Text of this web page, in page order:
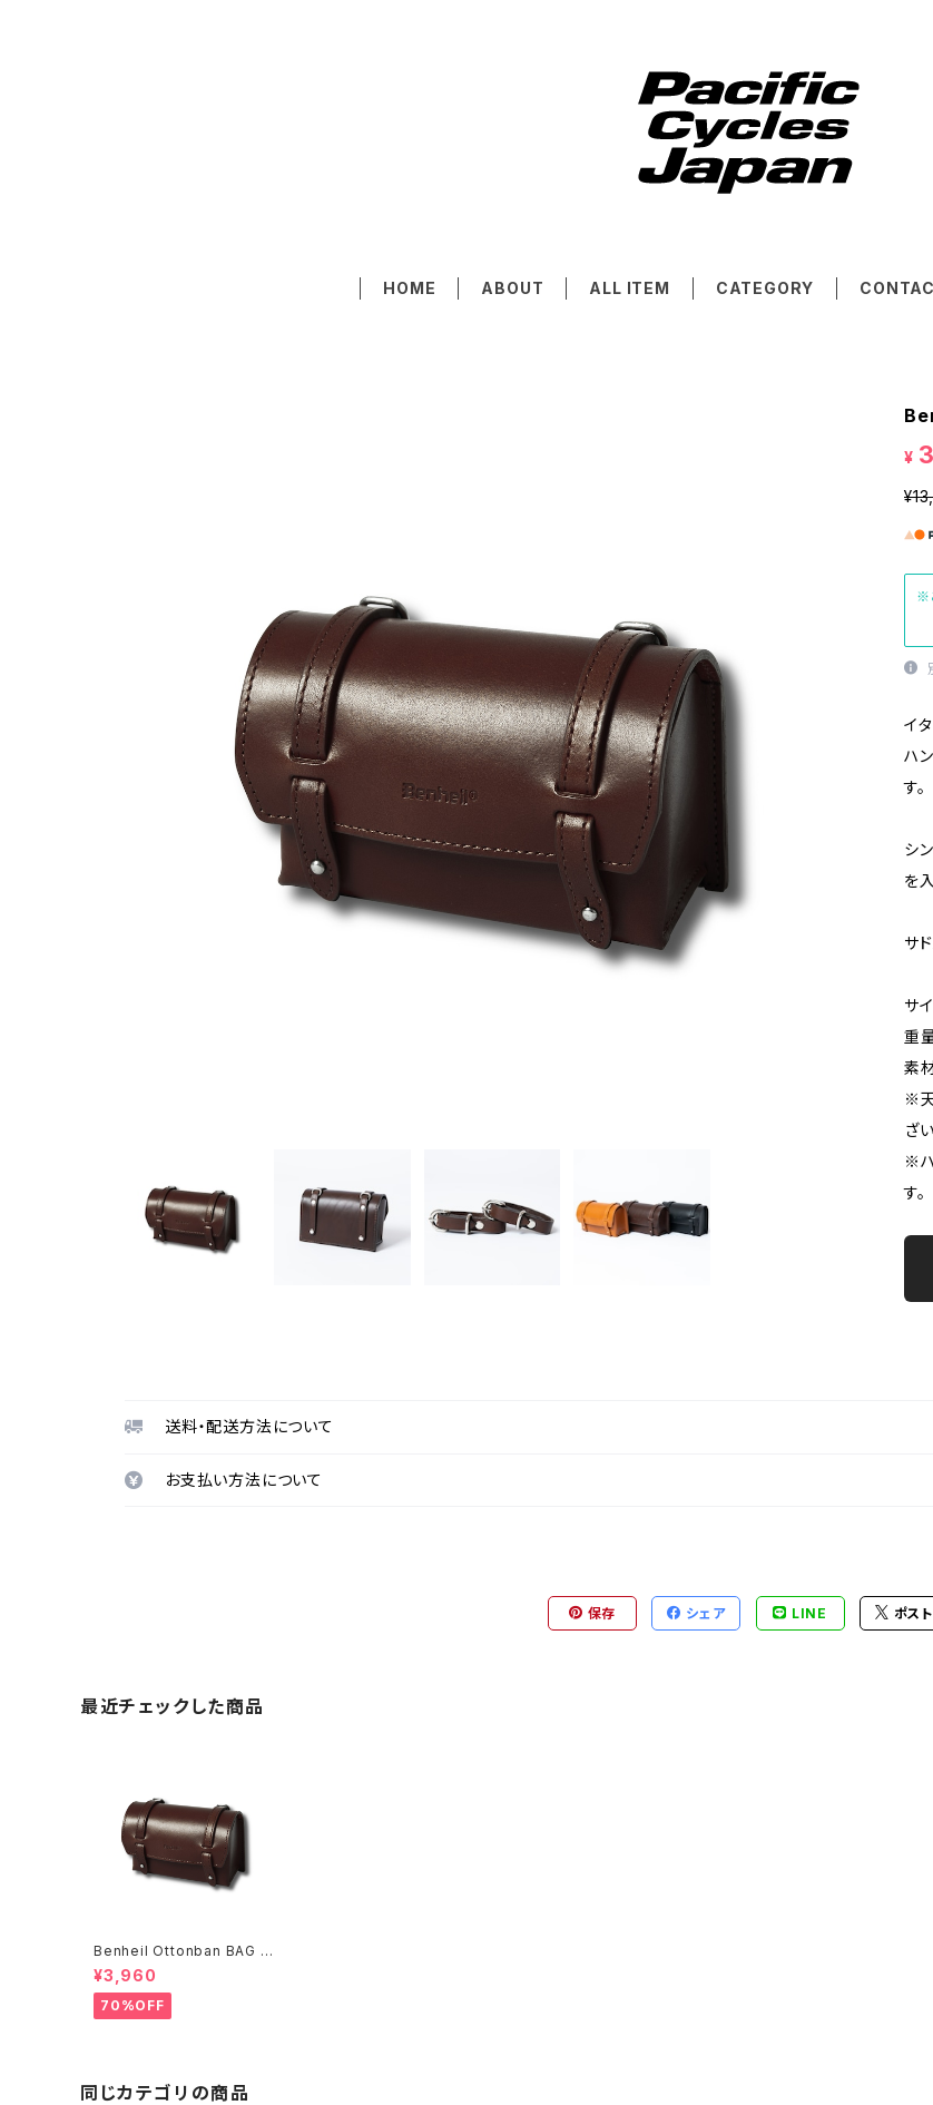
HOME ABOUT ALL ITEM CATEGORY
¥
※
イ
ハ
す。
シ
を
サ
サ
重
素
※
ざ
※
す。
送料・配送方法について
お支払い方法について
保存 シェア LINE ポスト
最近チェックした商品
Benheil Ottonban BAG ブ
ラウン
¥3,960
70%OFF
同じカテゴリの商品